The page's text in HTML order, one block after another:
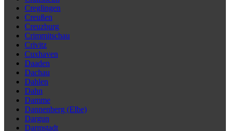
Creglingen
Creußen
Creuzburg
Crimmitschau
Crivitz
Cuxhaven
Daaden
Dachau
Dahlen
Dahn
Damme
Dannenberg (Elbe)
Dargun
Darmstadt